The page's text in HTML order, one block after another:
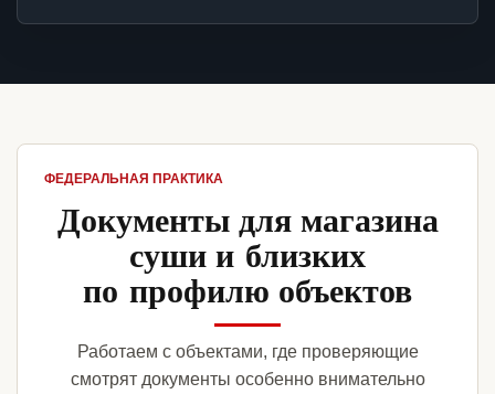
ФЕДЕРАЛЬНАЯ ПРАКТИКА
Документы для магазина
суши и близких
по профилю объектов
Работаем с объектами, где проверяющие
смотрят документы особенно внимательно